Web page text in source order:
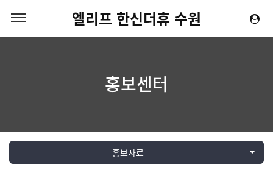
엘리프 한신더휴 수원
홍보센터
홍보자료